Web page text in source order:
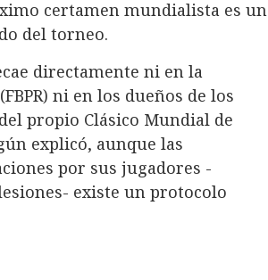
certamen mundialista es un
del torneo.
directamente ni en la
(FBPR) ni en los dueños de los
propio Clásico Mundial de
explicó, aunque las
por sus jugadores -
existe un protocolo